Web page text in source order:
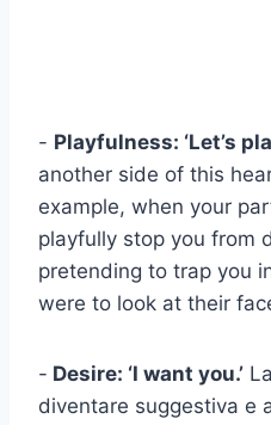
- Playfulness: ‘Let’s
another side of this
example, when your
playfully stop you from
pretending to trap you
were to look at their
- Desire: ‘I want you.’
diventare suggestiva e